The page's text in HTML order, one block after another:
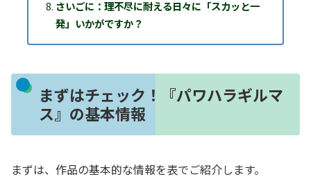
さいごに：理不尽に耐える日々に「スカッと一
発」いかがですか？
まずはチェック！『パワハラギルマ
ス』の基本情報
まずは、作品の基本的な情報を表でご紹介します。